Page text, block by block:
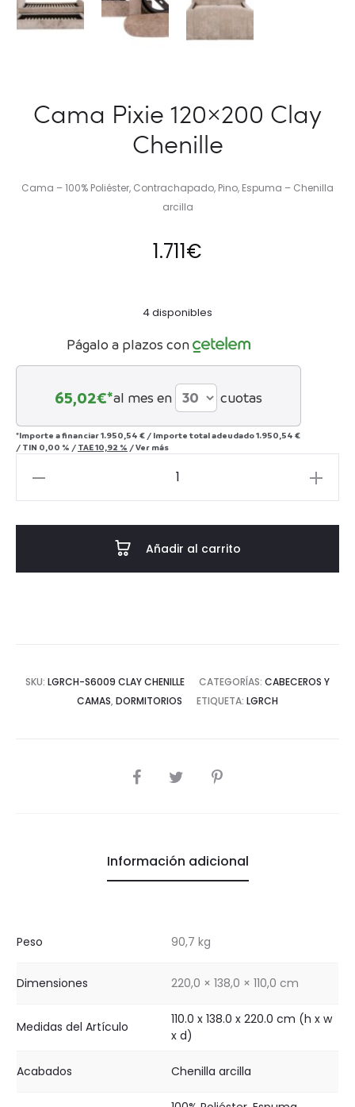
Cama Pixie 120×200 Clay
Chenille
Cama – 100% Poliéster, Contrachapado, Pino, Espuma – Chenilla
arcilla
1.711€
4 disponibles
Págalo a plazos con
65,02€*al mes en cuotas
*Importe a financiar1.950,54 € / Importe total adeudado1.950,54 €
/ TIN 0,00 % / TAE10,92 % /Ver más
Añadir al carrito
SKU: LGRCH-S6009 CLAY CHENILLE CATEGORÍAS: CABECEROS Y
CAMAS, DORMITORIOS ETIQUETA: LGRCH
COMPARTIR
Información adicional
Peso 90,7 kg
Dimensiones 220,0 × 138,0 × 110,0 cm
Medidas del Artículo
110.0 x 138.0 x 220.0 cm (h x w
x d)
Acabados Chenilla arcilla